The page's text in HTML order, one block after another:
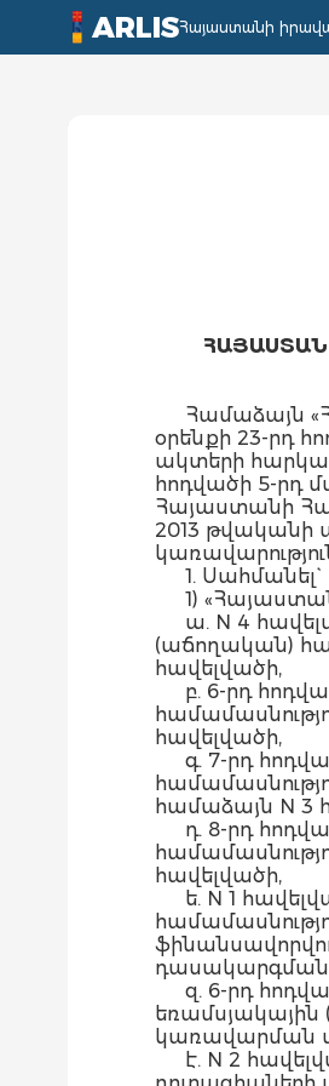
ARLISՀայաստանի
Համաձայն
օրենքի 23-րդ
ակտերի
հոդվածի 5-րդ
Հայաստանի
2013 թվականի
1. Սահմանել`
1)
ա. N 4
(աճողական)
հավելվածի,
բ. 6-րդ
հավելվածի,
գ. 7-րդ
համաձայն N 3
դ. 8-րդ
հավելվածի,
ե. N 1
դասակարգման
զ. 6-րդ
կառավարման
է. N 2